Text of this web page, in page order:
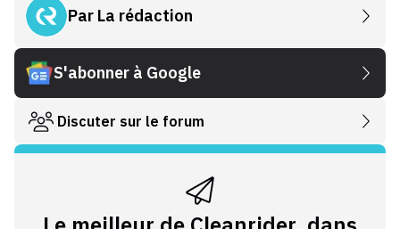
Par La rédaction
S'abonner à Google
Discuter sur le forum